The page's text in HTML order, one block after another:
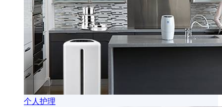
个人护理